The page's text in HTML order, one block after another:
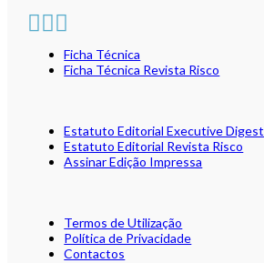
Ficha Técnica
Ficha Técnica Revista Risco
Estatuto Editorial Executive Digest
Estatuto Editorial Revista Risco
Assinar Edição Impressa
Termos de Utilização
Política de Privacidade
Contactos